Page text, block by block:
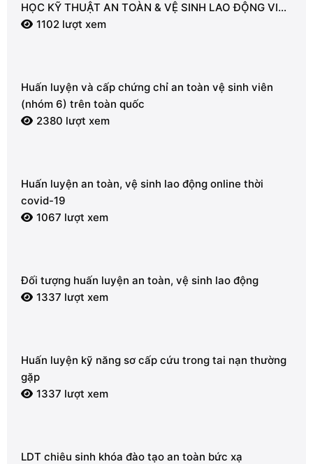
HỌC KỸ THUẬT AN TOÀN & VỆ SINH LAO ĐỘNG VIỆT
NAM – CHI HỘI VŨNG TÀU
1102 lượt xem
Huấn luyện và cấp chứng chỉ an toàn vệ sinh viên
(nhóm 6) trên toàn quốc
2380 lượt xem
Huấn luyện an toàn, vệ sinh lao động online thời
covid-19
1067 lượt xem
Đối tượng huấn luyện an toàn, vệ sinh lao động
1337 lượt xem
Huấn luyện kỹ năng sơ cấp cứu trong tai nạn thường
gặp
1337 lượt xem
LDT chiêu sinh khóa đào tạo an toàn bức xạ